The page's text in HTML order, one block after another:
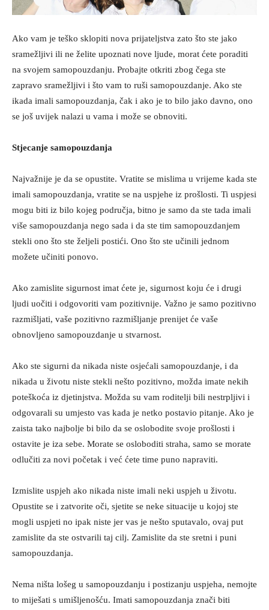
Ako vam je teško sklopiti nova prijateljstva zato što ste jako
sramežljivi ili ne želite upoznati nove ljude, morat ćete poraditi
na svojem samopouzdanju. Probajte otkriti zbog čega ste
zapravo sramežljivi i što vam to ruši samopouzdanje. Ako ste
ikada imali samopouzdanja, čak i ako je to bilo jako davno, ono
se još uvijek nalazi u vama i može se obnoviti.
Stjecanje samopouzdanja
Najvažnije je da se opustite. Vratite se mislima u vrijeme kada ste
imali samopouzdanja, vratite se na uspjehe iz prošlosti. Ti uspjesi
mogu biti iz bilo kojeg područja, bitno je samo da ste tada imali
više samopouzdanja nego sada i da ste tim samopouzdanjem
stekli ono što ste željeli postići. Ono što ste učinili jednom
možete učiniti ponovo.
Ako zamislite sigurnost imat ćete je, sigurnost koju će i drugi
ljudi uočiti i odgovoriti vam pozitivnije. Važno je samo pozitivno
razmišljati, vaše pozitivno razmišljanje prenijet će vaše
obnovljeno samopouzdanje u stvarnost.
Ako ste sigurni da nikada niste osjećali samopouzdanje, i da
nikada u životu niste stekli nešto pozitivno, možda imate nekih
poteškoća iz djetinjstva. Možda su vam roditelji bili nestrpljivi i
odgovarali su umjesto vas kada je netko postavio pitanje. Ako je
zaista tako najbolje bi bilo da se oslobodite svoje prošlosti i
ostavite je iza sebe. Morate se osloboditi straha, samo se morate
odlučiti za novi početak i već ćete time puno napraviti.
Izmislite uspjeh ako nikada niste imali neki uspjeh u životu.
Opustite se i zatvorite oči, sjetite se neke situacije u kojoj ste
mogli uspjeti no ipak niste jer vas je nešto sputavalo, ovaj put
zamislite da ste ostvarili taj cilj. Zamislite da ste sretni i puni
samopouzdanja.
Nema ništa lošeg u samopouzdanju i postizanju uspjeha, nemojte
to miješati s umišljenošću. Imati samopouzdanja znači biti